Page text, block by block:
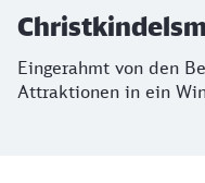
Eingerahmt von den
Attraktionen in ein